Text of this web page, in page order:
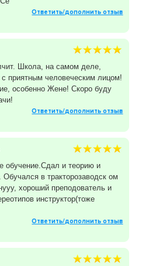
Ответить/дополнить отзыв
Школа, на самом деле,
приятным человеческим лицом!
особенно Жене! Скоро буду
Ответить/дополнить отзыв
обучение.Сдал и теорию и
Обучался в тракторозаводск ом
хороший преподователь и
инструктор(тоже
Ответить/дополнить отзыв